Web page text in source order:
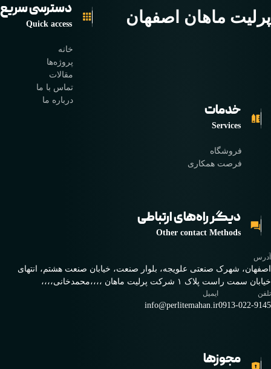
پرلیت ماهان اصفهان دسترسی سریع
Quick access
خانه
پروژه‌ها
مقالات
تماس با ما
درباره ما
خدمات
Services
فروشگاه
فرصت همکاری
دیگر راه‌های ارتباطی
Other contact Methods
آدرس
اصفهان، شهرک صنعتی علویجه، بلوار صنعت، خیابان صنعت هشتم، انتهای
خیابان سمت راست پلاک ۱ شرکت پرلیت ماهان ،،،،محمدخانی،،،،
تلفن
0913-022-9145
ایمیل
info@perlitemahan.ir
مجوز‌ها